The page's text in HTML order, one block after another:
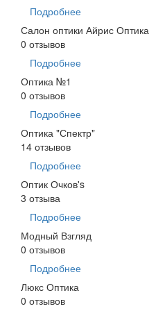
Подробнее
Салон оптики Айрис Оптика
0 отзывов
Подробнее
Оптика №1
0 отзывов
Подробнее
Оптика "Спектр"
14 отзывов
Подробнее
Оптик Очков's
3 отзыва
Подробнее
Модный Взгляд
0 отзывов
Подробнее
Люкс Оптика
0 отзывов